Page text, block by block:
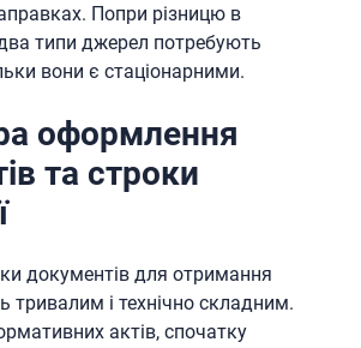
Попри різницю в
типи джерел потребують
вони є стаціонарними.
оформлення
та строки
документів для отримання
тривалим і технічно складним.
актів, спочатку